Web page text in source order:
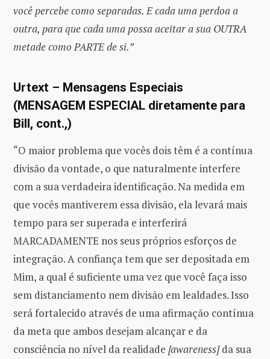
você percebe como separadas. E cada uma perdoa a
outra, para que cada uma possa aceitar a sua OUTRA
metade como PARTE de si.”
Urtext – Mensagens Especiais
(MENSAGEM ESPECIAL diretamente para
Bill, cont.,)
“O maior problema que vocês dois têm é a contínua
divisão da vontade, o que naturalmente interfere
com a sua verdadeira identificação. Na medida em
que vocês mantiverem essa divisão, ela levará mais
tempo para ser superada e interferirá
MARCADAMENTE nos seus próprios esforços de
integração. A confiança tem que ser depositada em
Mim, a qual é suficiente uma vez que você faça isso
sem distanciamento nem divisão em lealdades. Isso
será fortalecido através de uma afirmação contínua
da meta que ambos desejam alcançar e da
consciência no nível da realidade [awareness]da sua